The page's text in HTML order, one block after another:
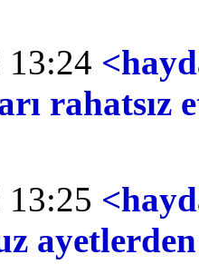
13:24
rahatsız
13:25